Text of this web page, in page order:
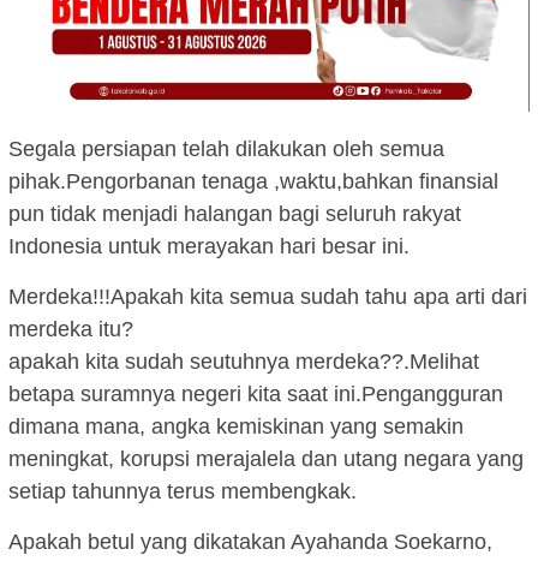
Segala persiapan telah dilakukan oleh semua
pihak.Pengorbanan tenaga ,waktu,bahkan finansial
pun tidak menjadi halangan bagi seluruh rakyat
Indonesia untuk merayakan hari besar ini.
Merdeka!!!Apakah kita semua sudah tahu apa arti dari
merdeka itu?
apakah kita sudah seutuhnya merdeka??.Melihat
betapa suramnya negeri kita saat ini.Pengangguran
dimana mana, angka kemiskinan yang semakin
meningkat, korupsi merajalela dan utang negara yang
setiap tahunnya terus membengkak.
Apakah betul yang dikatakan Ayahanda Soekarno,